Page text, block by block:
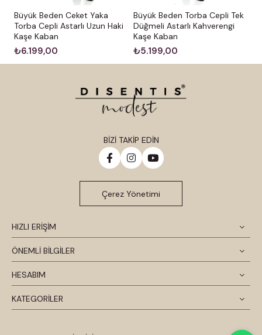
Büyük Beden Ceket Yaka
Torba Cepli Astarlı Uzun Haki
Kaşe Kaban
₺6.199,00
Büyük Beden Torba Cepli Tek
Düğmeli Astarlı Kahverengi
Kaşe Kaban
₺5.199,00
HIZLI ERİŞİM
ÖNEMLİ BİLGİLER
HESABIM
KATEGORİLER
BİZİ TAKİP EDİN
Çerez Yönetimi